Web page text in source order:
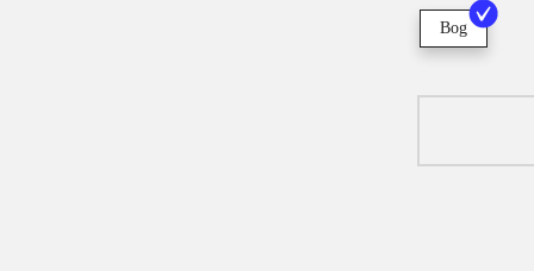
Bog